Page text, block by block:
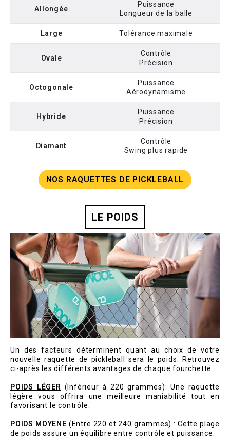
Allongée
Puissance
Longueur de la balle
Large Tolérance maximale
Ovale
Contrôle
Précision
Octogonale
Puissance
Aérodynamisme
Hybride
Puissance
Précision
Diamant
Contrôle
Swing plus rapide
NOS RAQUETTES DE PICKLEBALL
LE POIDS
Un des facteurs déterminent quant au choix de votre
nouvelle raquette de pickleball sera le poids. Retrouvez
ci-après les différents avantages de chaque fourchette.
POIDS LÉGER (Inférieur à 220 grammes): Une raquette
légère vous offrira une meilleure maniabilité tout en
favorisant le contrôle.
POIDS MOYENE (Entre 220 et 240 grammes) : Cette plage
de poids assure un équilibre entre contrôle et puissance.